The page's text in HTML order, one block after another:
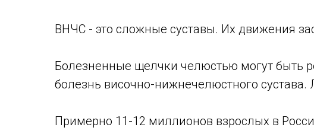
ВНЧС - это сложные суставы. Их движения
Болезненные щелчки челюстью могут быть
болезнь височно-нижнечелюстного
Примерно 11-12 миллионов взрослых в